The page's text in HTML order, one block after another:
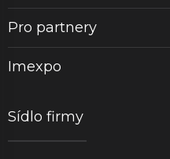
Pro partnery
Imexpo
Sídlo firmy